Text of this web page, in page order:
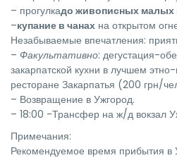
– прогулкадо живописных малых
–купание в чанах на открытом
Незабываемые впечатления:
– Факультативно: дегустация-
закарпатской кухни в лучшем
ресторане Закарпатья (200 грн/
– Возвращение в Ужгород.
– 18:00 -Трансфер на ж/д вокзал
Примечания:
Рекомендуемое время прибытия в